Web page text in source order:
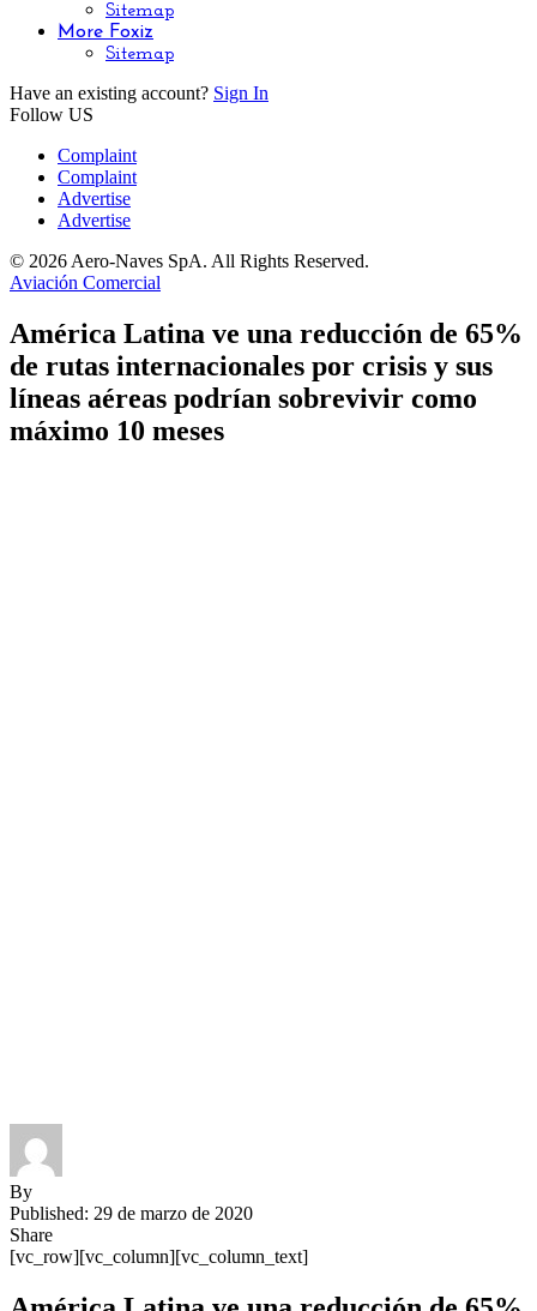
Sitemap
More Foxiz
Sitemap
Have an existing account? Sign In
Follow US
Complaint
Complaint
Advertise
Advertise
© 2026 Aero-Naves SpA. All Rights Reserved.
Aviación Comercial
América Latina ve una reducción de 65%
de rutas internacionales por crisis y sus
líneas aéreas podrían sobrevivir como
máximo 10 meses
By
Published: 29 de marzo de 2020
Share
[vc_row][vc_column][vc_column_text]